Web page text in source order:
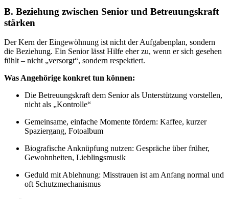
B. Beziehung zwischen Senior und Betreuungskraft
stärken
Der Kern der Eingewöhnung ist nicht der Aufgabenplan, sondern
die Beziehung. Ein Senior lässt Hilfe eher zu, wenn er sich gesehen
fühlt – nicht „versorgt“, sondern respektiert.
Was Angehörige konkret tun können:
Die Betreuungskraft dem Senior als Unterstützung vorstellen,
nicht als „Kontrolle“
Gemeinsame, einfache Momente fördern: Kaffee, kurzer
Spaziergang, Fotoalbum
Biografische Anknüpfung nutzen: Gespräche über früher,
Gewohnheiten, Lieblingsmusik
Geduld mit Ablehnung: Misstrauen ist am Anfang normal und
oft Schutzmechanismus